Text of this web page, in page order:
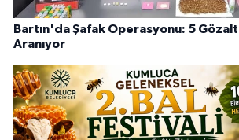
Bartın'da Şafak Operasyonu: 5
Aranıyor